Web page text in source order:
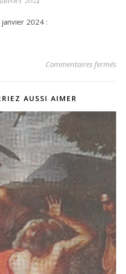
2024 :
Commentaires fermés
AUSSI AIMER